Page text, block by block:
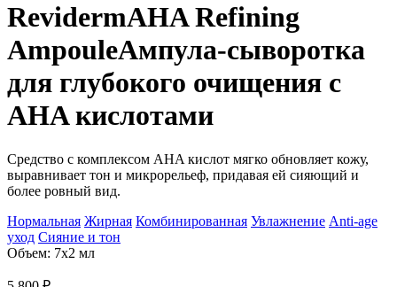
RevidermAHA Refining
AmpouleАмпула-сыворотка
для глубокого очищения с
AHA кислотами
Средство с комплексом AHA кислот мягко обновляет кожу,
выравнивает тон и микрорельеф, придавая ей сияющий и
более ровный вид.
Нормальная Жирная Комбинированная Увлажнение Anti-age
уход Сияние и тон
Объем: 7х2 мл